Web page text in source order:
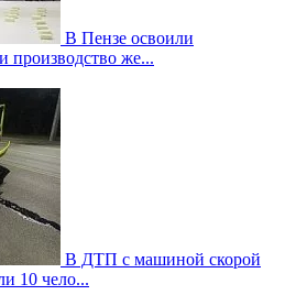
В Пензе освоили
производство же...
В ДТП с машиной скорой
10 чело...